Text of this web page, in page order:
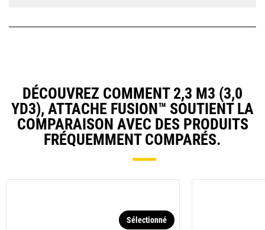
DÉCOUVREZ COMMENT 2,3 M3 (3,0
YD3), ATTACHE FUSION™ SOUTIENT LA
COMPARAISON AVEC DES PRODUITS
FRÉQUEMMENT COMPARÉS.
Sélectionné